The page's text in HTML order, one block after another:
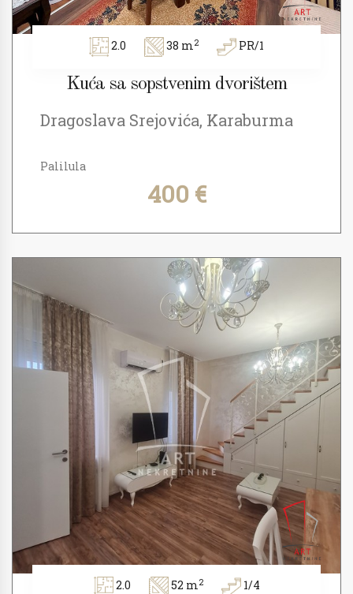
2.0 38 m2 PR/1
Kuća sa sopstvenim dvorištem
Dragoslava Srejovića, Karaburma
Palilula
400 €
2.0 52 m2 1/4